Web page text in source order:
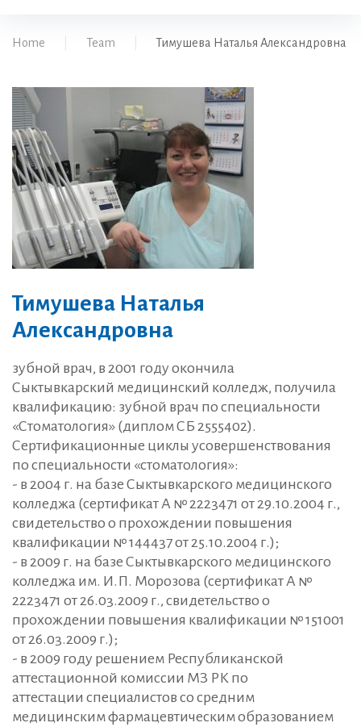
Home Team Тимушева Наталья Александровна
Тимушева Наталья
Александровна
зубной врач, в 2001 году окончила
Сыктывкарский медицинский колледж, получила
квалификацию: зубной врач по специальности
«Стоматология» (диплом СБ 2555402).
Сертификационные циклы усовершенствования
по специальности «стоматология»:
- в 2004 г. на базе Сыктывкарского медицинского
колледжа (сертификат А № 2223471 от 29.10.2004 г.,
свидетельство о прохождении повышения
квалификации № 144437 от 25.10.2004 г.);
- в 2009 г. на базе Сыктывкарского медицинского
колледжа им. И.П. Морозова (сертификат А №
2223471 от 26.03.2009 г., свидетельство о
прохождении повышения квалификации № 151001
от 26.03.2009 г.);
- в 2009 году решением Республиканской
аттестационной комиссии МЗ РК по
аттестации специалистов со средним
медицинским фармацевтическим образованием